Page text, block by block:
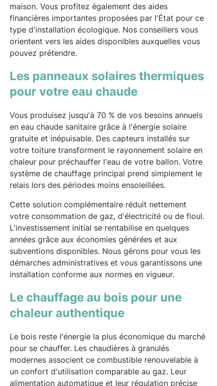
maison. Vous profitez également des aides
financières importantes proposées par l'État pour ce
type d'installation écologique. Nos conseillers vous
orientent vers les aides disponibles auxquelles vous
pouvez prétendre.
Les panneaux solaires thermiques
pour votre eau chaude
Vous produisez jusqu'à 70 % de vos besoins annuels
en eau chaude sanitaire grâce à l'énergie solaire
gratuite et inépuisable. Des capteurs installés sur
votre toiture transforment le rayonnement solaire en
chaleur pour préchauffer l'eau de votre ballon. Votre
système de chauffage principal prend simplement le
relais lors des périodes moins ensoleillées.
Cette solution complémentaire réduit nettement
votre consommation de gaz, d'électricité ou de fioul.
L'investissement initial se rentabilise en quelques
années grâce aux économies générées et aux
subventions disponibles. Nous gérons pour vous les
démarches administratives et vous garantissons une
installation conforme aux normes en vigueur.
Le chauffage au bois pour une
chaleur authentique
Le bois reste l'énergie la plus économique du marché
pour se chauffer. Les chaudières à granulés
modernes associent ce combustible renouvelable à
un confort d'utilisation comparable au gaz. Leur
alimentation automatique et leur régulation précise